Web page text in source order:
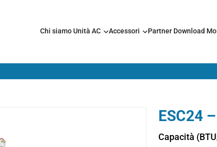
Chi siamoUnità AC Accessori Partner Download
ESC24
Capacità